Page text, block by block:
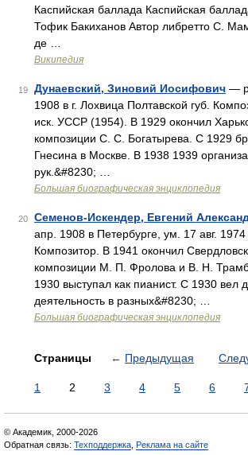
Каспийская баллада Каспийская
Тофик Бакиханов Автор либретто С.
де …
Википедия
19 Дунаевский, Зиновий Иосифович —
1908 в г. Лохвица Полтавской губ.
иск. УССР (1954). В 1929 окончил
композиции С. С. Богатырева. С 1929
Гнесина в Москве. В 1938 1939
рук.&#8230; …
Большая биографическая энциклопедия
20 Семенов-Искендер, Евгений
апр. 1908 в Петербурге, ум. 17 авг. 1974
Композитор. В 1941 окончил
композиции М. П. Фролова и В. Н.
1930 выступал как пианист. С 1930 вел
деятельность в разных&#8230; …
Большая биографическая энциклопедия
Страницы ← Предыдущая
1 2 3 4 5 6
© Академик, 2000-2026
Обратная связь: Техподдержка Реклама на сайте